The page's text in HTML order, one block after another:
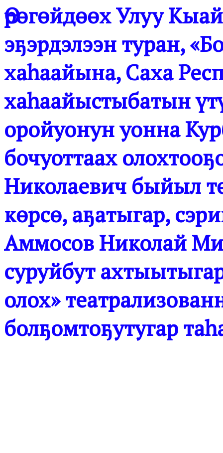
Өрөгөйдөөх Улуу
эҕэрдэлээн туран,
хаһаайына, Саха
хаһаайыстыбатын
оройуонун уонна
бочуоттаах
Николаевич быйыл
көрсө, аҕатыгар,
Аммосов Николай
суруйбут
олох»
болҕомтоҕутугар